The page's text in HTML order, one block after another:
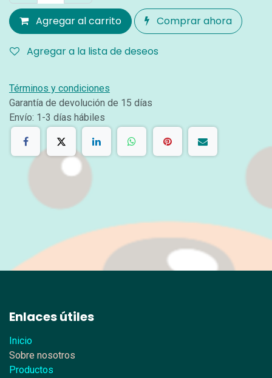
Agregar al carrito Comprar ahora
Agregar a la lista de deseos
Términos y condiciones
Garantía de devolución de 15 días
Envío: 1-3 días hábiles
Enlaces útiles
Inicio
Sobre nosotros
Productos